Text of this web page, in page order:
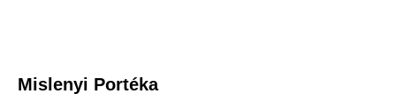
Mislenyi Portéka